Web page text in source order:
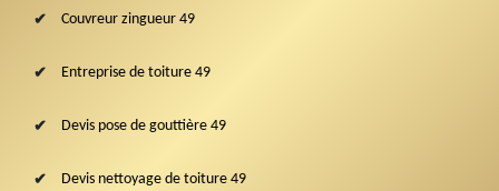
Couvreur zingueur 49
Entreprise de toiture 49
Devis pose de gouttière 49
Devis nettoyage de toiture 49